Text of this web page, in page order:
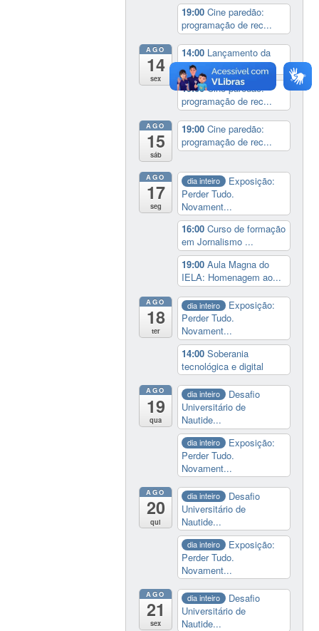
19:00Cine paredão:
programação de rec...
AGO
14
sex
14:00 Lançamento da
cinebiografia de D...
19:00Cine paredão:
programação de rec...
AGO
15
sáb
19:00Cine paredão:
programação de rec...
AGO
17
seg
dia inteiro
Exposição:
Perder Tudo.
Novament...
16:00Curso de formação
em Jornalismo ...
19:00Aula Magna do
IELA: Homenagem ao...
AGO
18
ter
dia inteiro
Exposição:
Perder Tudo.
Novament...
14:00Soberania
tecnológica e digital
AGO
19
qua
dia inteiro
Desafio
Universitário de
Nautide...
dia inteiro
Exposição:
Perder Tudo.
Novament...
AGO
20
qui
dia inteiro
Desafio
Universitário de
Nautide...
dia inteiro
Exposição:
Perder Tudo.
Novament...
AGO
21
sex
dia inteiro
Desafio
Universitário de
Nautide...